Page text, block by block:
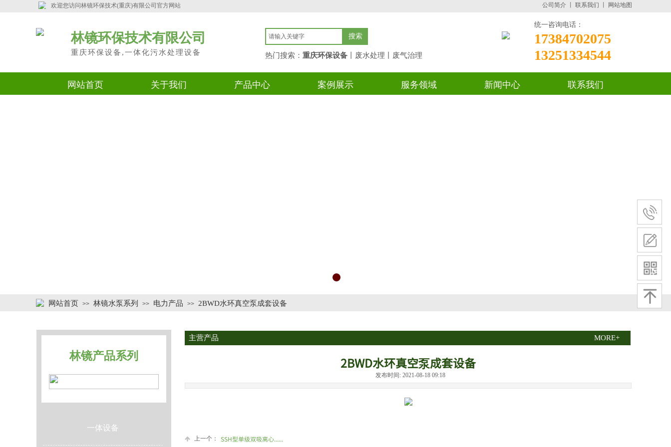
欢迎您访问林镜环保技术(重庆)有限公司官方网站 公司简介 联系我们 网站地图
林镜环保技术有限公司
重庆环保设备,一体化污水处理设备
搜索
热门搜索： 重庆环保设备 丨废水处理丨废气治理
统一咨询电话：
17384702075
13251334544
网站首页 关于我们 产品中心 案例展示 服务领域 新闻中心 联系我们
网站首页 >> 林镜水泵系列 >> 电力产品 >> 2BWD水环真空泵成套设备
林镜产品系列
一体设备
MORE+
主营产品
2BWD水环真空泵成套设备
发布时间: 2021-08-18 09:18
上一个： SSH型单级双吸离心......